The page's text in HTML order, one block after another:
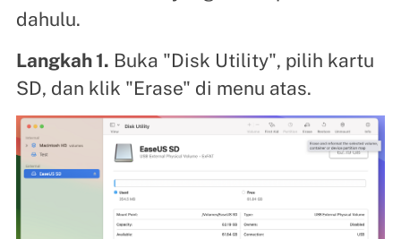
dahulu.
Langkah 1. Buka "Disk Utility", pilih kartu
SD, dan klik "Erase" di menu atas.